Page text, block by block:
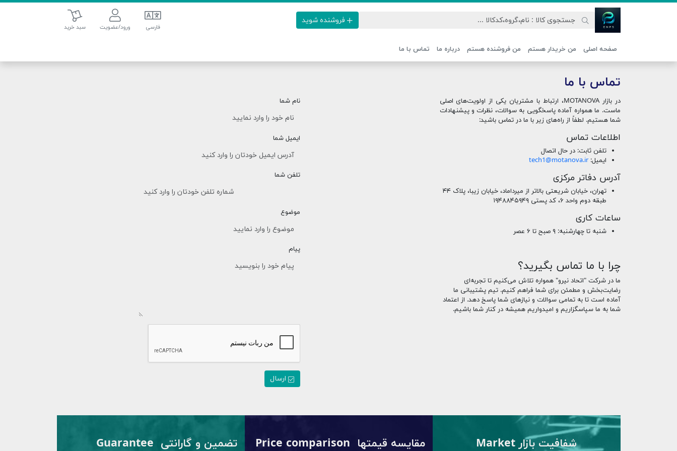
فروشنده شوید
فارسی ورود/عضویت
سبد خرید
سبد خرید
صفحه اصلی من خریدار هستم من فروشنده هستم درباره ما تماس با ما
تماس با ما
در بازار MOTANOVA، ارتباط با مشتریان یکی از اولویت‌های اصلی
ماست. ما همواره آماده پاسخگویی به سوالات، نظرات و پیشنهادات
شما هستیم. لطفاً از راه‌های زیر با ما در تماس باشید:
اطلاعات تماس
تلفن ثابت: در حال اتصال
ایمیل:tech1@motanova.ir
آدرس دفاتر مرکزی
تهران، خیابان شریعتی بالاتر از میرداماد، خیابان زیبا، پلاک ۴۴
طبقه دوم واحد ۶، کد پستی ۱۹۴۸۸۴۵۹۴۹
ساعات کاری
شنبه تا چهارشنبه: ۹ صبح تا ۶ عصر
چرا با ما تماس بگیرید؟
ما در شرکت "اتحاد نیرو" همواره تلاش می‌کنیم تا تجربه‌ای
رضایت‌بخش و مطمئن برای شما فراهم کنیم. تیم پشتیبانی ما
آماده است تا به تمامی سوالات و نیازهای شما پاسخ دهد. از اعتماد
شما به ما سپاسگزاریم و امیدواریم همیشه در کنار شما باشیم.
نام شما
ایمیل شما
تلفن شما
موضوع
پیام
ارسال
شفافیت بازار Market مقایسه قیمتها Price comparison